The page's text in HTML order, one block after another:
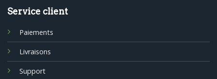
Service client
Paiements
Livraisons
Support